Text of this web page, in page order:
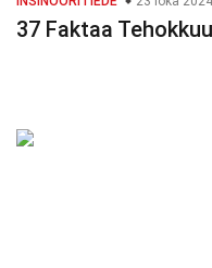
37 Faktaa